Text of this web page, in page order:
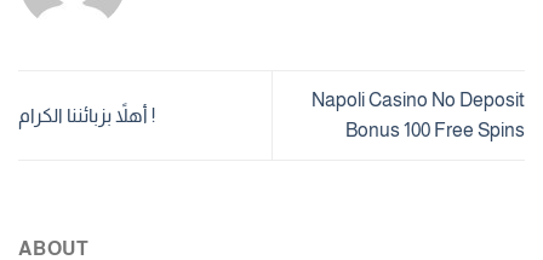
أهلاً بزبائننا الكرام !
Napoli Casino No Deposit
Bonus 100 Free Spins
ABOUT